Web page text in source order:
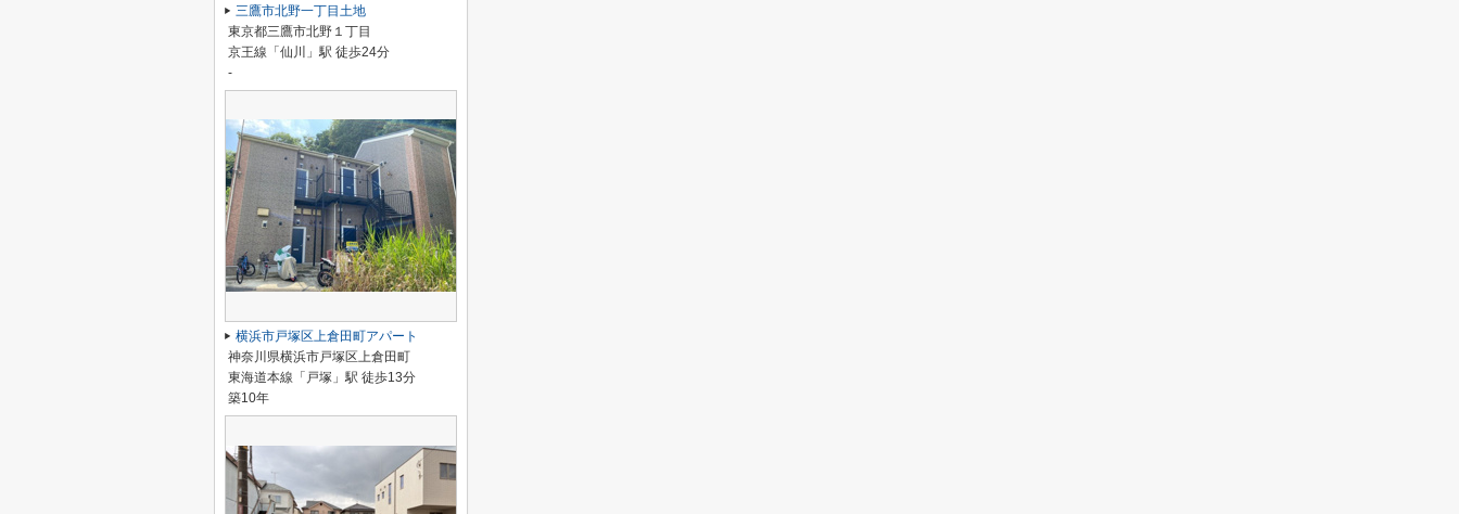
三鷹市北野一丁目土地
東京都三鷹市北野１丁目
京王線「仙川」駅 徒歩24分
-
横浜市戸塚区上倉田町アパート
神奈川県横浜市戸塚区上倉田町
東海道本線「戸塚」駅 徒歩13分
築10年